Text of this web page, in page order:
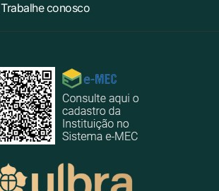
Trabalhe conosco